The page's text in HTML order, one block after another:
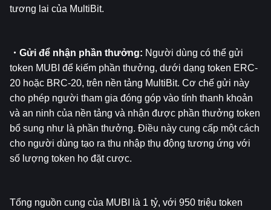
tương lai của MultiBit.
・Gửi để nhận phần thưởng: Người dùng có thể gửi
token MUBI để kiếm phần thưởng, dưới dạng token ERC-
20 hoặc BRC-20, trên nền tảng MultiBit. Cơ chế gửi này
cho phép người tham gia đóng góp vào tính thanh khoản
và an ninh của nền tảng và nhận được phần thưởng token
bổ sung như là phần thưởng. Điều này cung cấp một cách
cho người dùng tạo ra thu nhập thụ động tương ứng với
số lượng token họ đặt cược.
Tổng nguồn cung của MUBI là 1 tỷ, với 950 triệu token